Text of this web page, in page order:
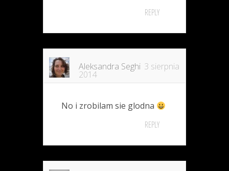
REPLY
Aleksandra Seghi 3 sierpnia
2014
No i zrobilam sie glodna
REPLY